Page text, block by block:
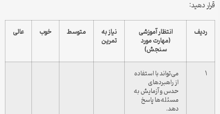
قرار دهید:
ردیف
انتظار آموزشی
(مهارت مورد
سنجش)
نیاز به
تمرین
متوسط خوب عالی
۱
می‌تواند با استفاده
از راهبردهای
حدس و آزمایش به
مسئله‌ها پاسخ
دهد.